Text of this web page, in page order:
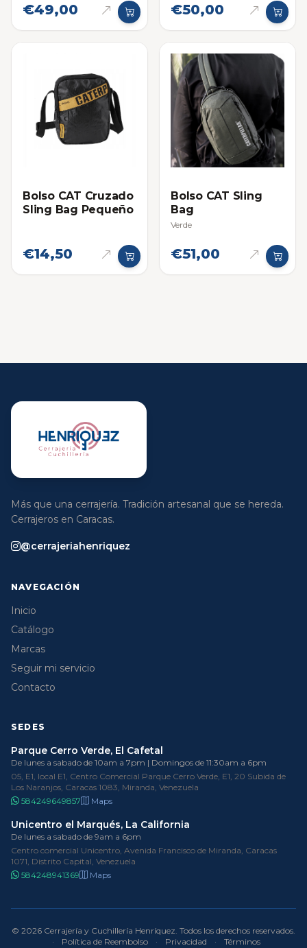
€49,00 €50,00
Bolso CAT Cruzado
Sling Bag Pequeño
€14,50
Bolso CAT Sling
Bag
Verde
€51,00
Más que una cerrajería. Tradición artesanal que se hereda.
Cerrajeros en Caracas.
@cerrajeriahenriquez
NAVEGACIÓN
Inicio
Catálogo
Marcas
Seguir mi servicio
Contacto
SEDES
Parque Cerro Verde, El Cafetal
De lunes a sabado de 10am a 7pm | Domingos de 11:30am a 6pm
05, E1, local E1, Centro Comercial Parque Cerro Verde, E1, 20 Subida de
Los Naranjos, Caracas 1083, Miranda, Venezuela
584249649857
Maps
Unicentro el Marqués, La California
De lunes a sabado de 9am a 6pm
Centro comercial Unicentro, Avenida Francisco de Miranda, Caracas
1071, Distrito Capital, Venezuela
584248941369
Maps
© 2026 Cerrajería y Cuchillería Henríquez. Todos los derechos reservados.
·
Política de Reembolso · Privacidad · Términos